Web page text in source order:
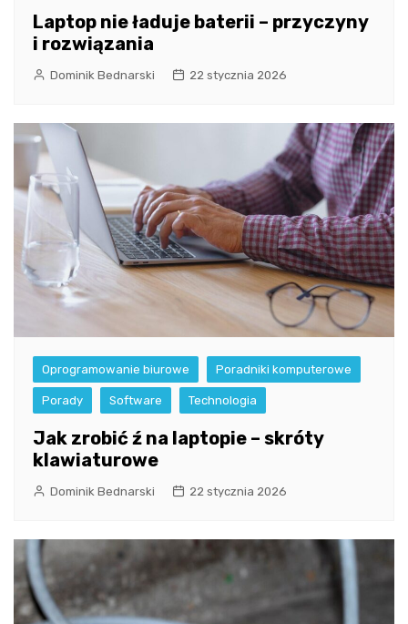
Laptop nie ładuje baterii – przyczyny
i rozwiązania
Dominik Bednarski 22 stycznia 2026
Oprogramowanie biurowe Poradniki komputerowe
Porady Software Technologia
Jak zrobić ź na laptopie – skróty
klawiaturowe
Dominik Bednarski 22 stycznia 2026